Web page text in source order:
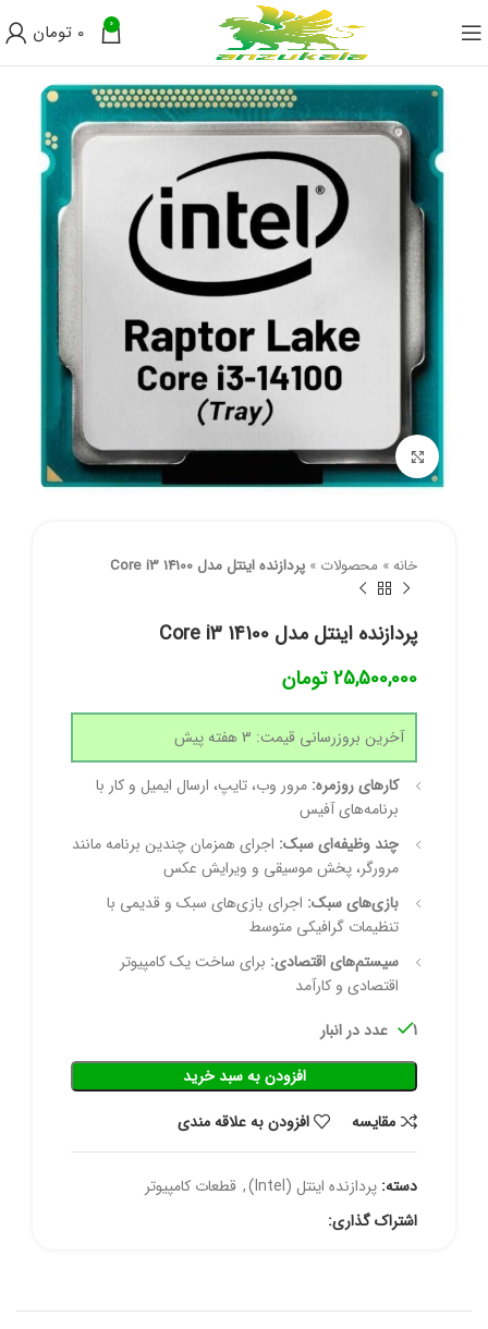
0
0 تومان
برای بزرگنمایی کلیک کنید
خانه» محصولات » پردازنده اینتل مدل Core i3 14100
پردازنده اینتل مدل Core i3 14100
25,500,000 تومان
آخرین بروزرسانی قیمت: 3 هفته پیش
کارهای روزمره: مرور وب، تایپ، ارسال ایمیل و کار با
برنامه‌های آفیس
چند وظیفه‌ای سبک: اجرای همزمان چندین برنامه مانند
مرورگر، پخش موسیقی و ویرایش عکس
بازی‌های سبک: اجرای بازی‌های سبک و قدیمی با
تنظیمات گرافیکی متوسط
سیستم‌های اقتصادی: برای ساخت یک کامپیوتر
اقتصادی و کارآمد
1 عدد در انبار
افزودن به سبد خرید
مقايسه
افزودن به علاقه مندی
دسته: پردازنده اینتل (Intel) , قطعات کامپیوتر
اشتراک گذاری: